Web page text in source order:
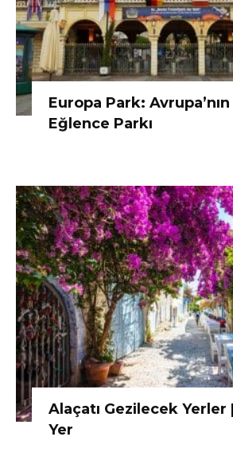
Europa Park:
Eğlence Parkı
Alaçatı Gezilecek Yerler
Yer